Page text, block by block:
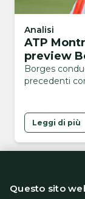
Analisi
ATP
preview
Borges
precedenti
Leggi di più
Questo sito